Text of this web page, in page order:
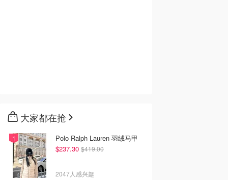
大家都在抢
Polo Ralph Lauren 羽绒马甲
$237.30 $419.00
2047人感兴趣